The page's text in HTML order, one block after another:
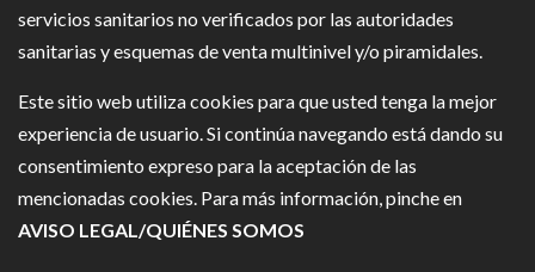
servicios sanitarios no verificados por las autoridades
sanitarias y esquemas de venta multinivel y/o piramidales.
Este sitio web utiliza cookies para que usted tenga la mejor
experiencia de usuario. Si continúa navegando está dando su
consentimiento expreso para la aceptación de las
mencionadas cookies. Para más información, pinche en
AVISO LEGAL/QUIÉNES SOMOS